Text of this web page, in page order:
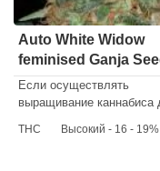
Auto White Widow
feminised Ganja
Если осуществлять
выращивание каннабиса
от 50 до 100 сантиметров.
THC Высокий - 16 - 19%